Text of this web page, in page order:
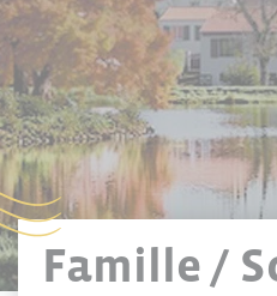
Famille /